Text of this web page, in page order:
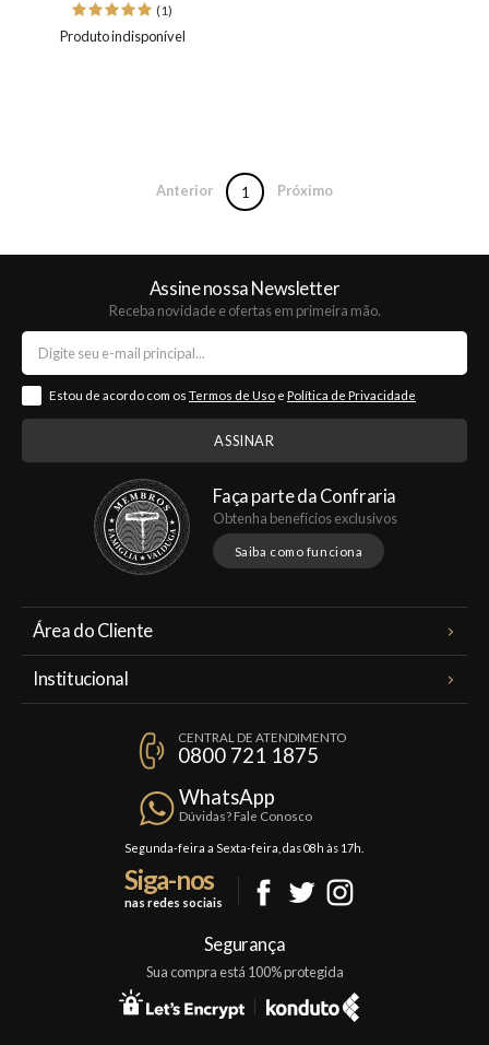
(1)
Produto indisponível
Anterior 1 Próximo
Assine nossa Newsletter
Receba novidade e ofertas em primeira mão.
Estou de acordo com os Termos de Uso e Política de Privacidade
Faça parte da Confraria
Obtenha benefícios exclusivos
Saiba como funciona
Área do Cliente
Institucional
Política de Privacidade
Trocas e Devoluções
Formas de Pagamento
CENTRAL DE ATENDIMENTO
0800 721 1875
WhatsApp
Dúvidas? Fale Conosco
Segunda-feira a Sexta-feira, das 08h às 17h.
Siga-nos
nas redes sociais
Segurança
Sua compra está 100% protegida